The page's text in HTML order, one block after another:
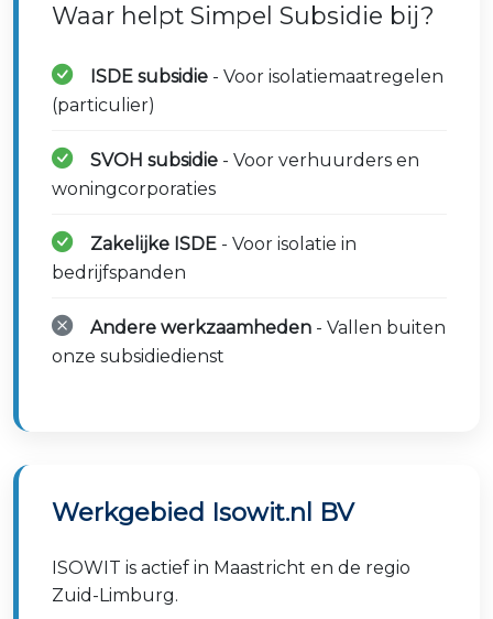
Waar helpt Simpel Subsidie bij?
ISDE subsidie - Voor isolatiemaatregelen
(particulier)
SVOH subsidie - Voor verhuurders en
woningcorporaties
Zakelijke ISDE - Voor isolatie in
bedrijfspanden
Andere werkzaamheden - Vallen buiten
onze subsidiedienst
Werkgebied Isowit.nl BV
ISOWIT is actief in Maastricht en de regio
Zuid-Limburg.